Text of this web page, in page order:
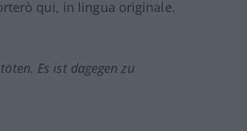
qui, in lingua originale.
Es ist dagegen zu